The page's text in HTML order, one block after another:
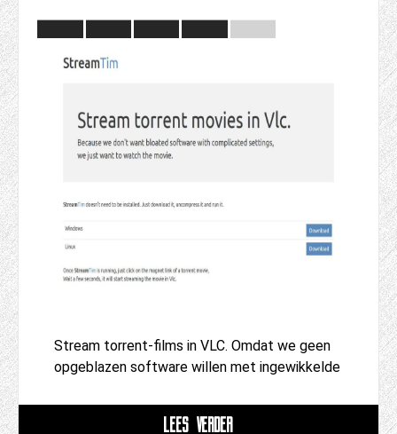
Stream torrent-films in VLC. Omdat we geen
opgeblazen software willen met ingewikkelde
LEES VERDER